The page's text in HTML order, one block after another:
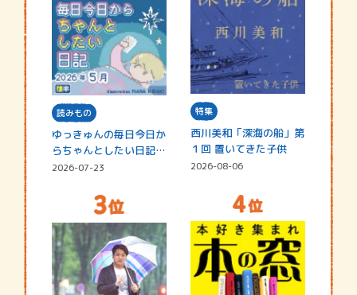
読みもの
ゆっきゅんの毎日今日か
らちゃんとしたい日記
☆202…
2026-07-23
特集
西川美和「深海の船」第
１回 置いてきた子供
2026-08-06